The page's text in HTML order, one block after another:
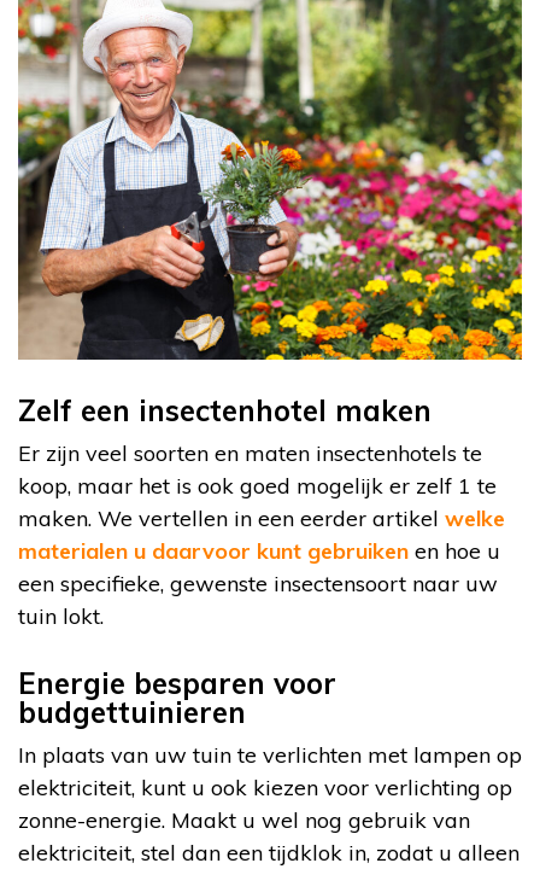
Zelf een insectenhotel maken
Er zijn veel soorten en maten insectenhotels te
koop, maar het is ook goed mogelijk er zelf 1 te
maken. We vertellen in een eerder artikel welke
materialen u daarvoor kunt gebruiken en hoe u
een specifieke, gewenste insectensoort naar uw
tuin lokt.
Energie besparen voor
budgettuinieren
In plaats van uw tuin te verlichten met lampen op
elektriciteit, kunt u ook kiezen voor verlichting op
zonne-energie. Maakt u wel nog gebruik van
elektriciteit, stel dan een tijdklok in, zodat u alleen